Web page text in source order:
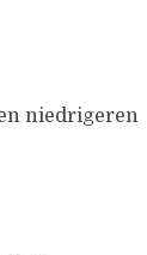
niedrigeren